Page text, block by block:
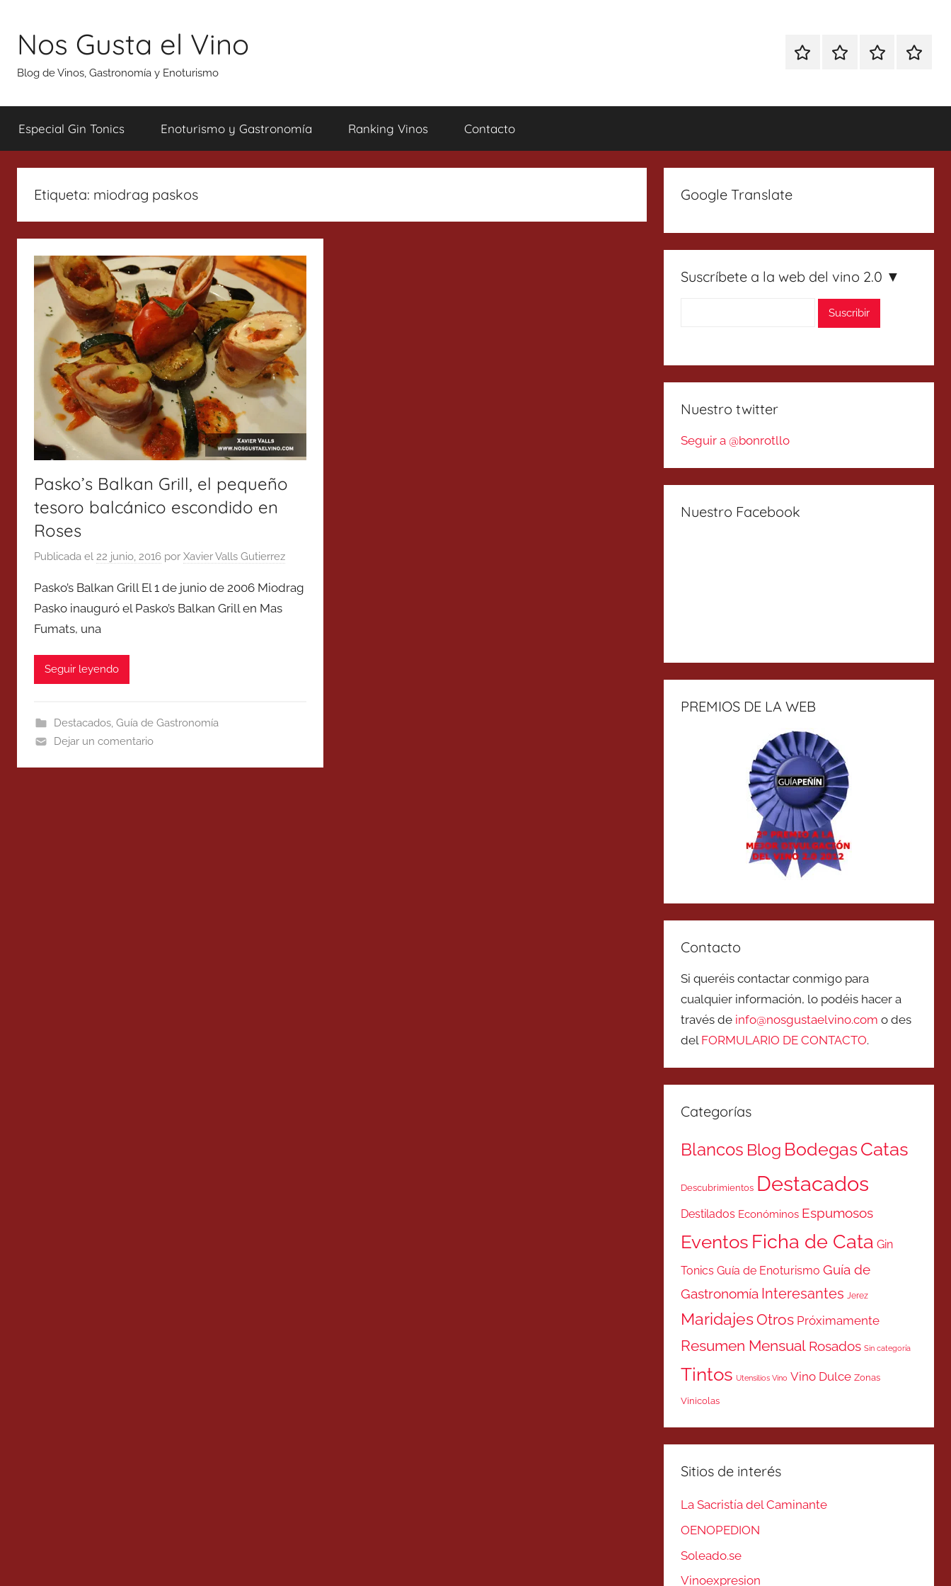
contenido
Nos Gusta el Vino
Blog de Vinos, Gastronomía y Enoturismo
EspecialEnoturismoRanking
Especial Gin Tonics Enoturismo y Gastronomía Ranking Vinos Contacto
Etiqueta: miodrag paskos
Pasko’s Balkan Grill, el pequeño
tesoro balcánico escondido en
Roses
Publicada el 22 junio, 2016 por Xavier Valls Gutierrez
Pasko’s Balkan Grill El 1 de junio de 2006 Miodrag
Pasko inauguró el Pasko’s Balkan Grill en Mas
Fumats, una
Seguir leyendo
Destacados, Guía de Gastronomía
Dejar un comentario
Google Translate
Suscríbete a la web del vino 2.0 ▼
Nuestro twitter
Seguir a @bonrotllo
Nuestro Facebook
PREMIOS DE LA WEB
Contacto
Si queréis contactar conmigo para
cualquier información, lo podéis hacer a
través de info@nosgustaelvino.com o des
del FORMULARIO DE CONTACTO.
Categorías
Blancos Blog BodegasCatas
Descubrimientos Destacados
Destilados Económinos Espumosos
Eventos Ficha de Cata Gin
Tonics Guía de Enoturismo Guía de
Gastronomía Interesantes Jerez
MaridajesOtros Próximamente
Resumen Mensual Rosados Sin categoría
Tintos Utensilios Vino Vino Dulce Zonas
Vinicolas
Sitios de interés
La Sacristía del Caminante
OENOPEDION
Soleado.se
Vinoexpresion